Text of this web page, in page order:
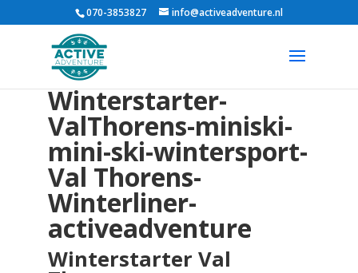
070-3853827 info@activeadventure.nl
Winterstarter-
ValThorens-miniski-
mini-ski-wintersport-
Val Thorens-
Winterliner-
activeadventure
Winterstarter Val